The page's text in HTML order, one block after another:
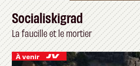
Socialiskigrad
La faucille et le mortier
À venir